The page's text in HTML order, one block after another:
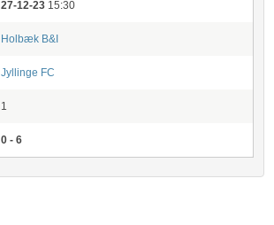
27-12-23 15:30
Holbæk B&I
Jyllinge FC
1
0 - 6